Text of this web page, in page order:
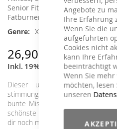
Angebote zu
Ihre Erfahrung
Wenn Sie die
aufgeführten
Cookies nicht
kann Ihre
beeinträchtigt
Wenn Sie mehr
möchten, lesen
unseren
Senior Fitness , Step Aerobic,
Fatburner / BBP
X-Mas
26,90 €
Inkl. 19% MwSt.,exkl.
Dieser ultimative
stimmungsvolle Klassen in der
bunte Mischung toller
schönste Zeit des Jahres. Ein
dir noch mit 2 exklusiven